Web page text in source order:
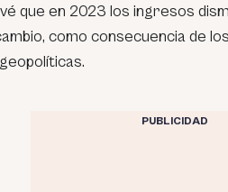
que en 2023 los ingresos
como consecuencia de
PUBLICIDAD